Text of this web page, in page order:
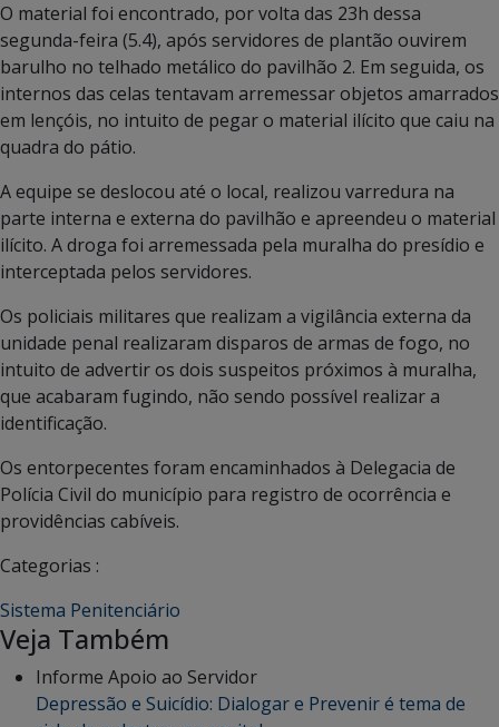
O material foi encontrado, por volta das 23h dessa
segunda-feira (5.4), após servidores de plantão ouvirem
barulho no telhado metálico do pavilhão 2. Em seguida, os
internos das celas tentavam arremessar objetos amarrados
em lençóis, no intuito de pegar o material ilícito que caiu na
quadra do pátio.
A equipe se deslocou até o local, realizou varredura na
parte interna e externa do pavilhão e apreendeu o material
ilícito. A droga foi arremessada pela muralha do presídio e
interceptada pelos servidores.
Os policiais militares que realizam a vigilância externa da
unidade penal realizaram disparos de armas de fogo, no
intuito de advertir os dois suspeitos próximos à muralha,
que acabaram fugindo, não sendo possível realizar a
identificação.
Os entorpecentes foram encaminhados à Delegacia de
Polícia Civil do município para registro de ocorrência e
providências cabíveis.
Categorias :
Sistema Penitenciário
Veja Também
Informe Apoio ao Servidor
Depressão e Suicídio: Dialogar e Prevenir é tema de